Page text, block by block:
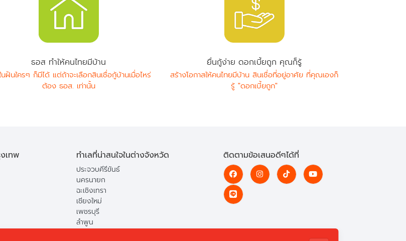
ธอส ทำให้คนไทยมีบ้าน
นฝันใครๆ ก็มีได้ แต่ถ้าจะเลือกสินเชื่อกู้บ้านเมื่อไหร่
ต้อง ธอส. เท่านั้น
ยื่นกู้ง่าย ดอกเบี้ยถูก คุณก็รู้
สร้างโอกาสให้คนไทยมีบ้าน สินเชื่อที่อยู่อาศัย ที่คุณเองก็
รู้ "ดอกเบี้ยถูก"
เทพ ทำเลที่น่าสนใจในต่างจังหวัด
ประจวบคีรีขันธ์
นครนายก
ฉะเชิงเทรา
เชียงใหม่
เพชรบุรี
ลำพูน
ติดตามข้อเสนอดีๆได้ที่